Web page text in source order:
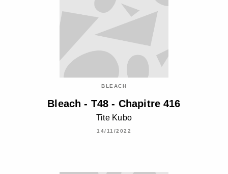
BLEACH
Bleach - T48 - Chapitre 416
Tite Kubo
14/11/2022